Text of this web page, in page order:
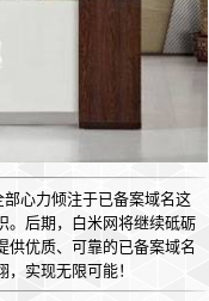
部心力倾注于已备案域名这
。后期，白米网将继续砥砺
供优质、可靠的已备案域名
实现无限可能！